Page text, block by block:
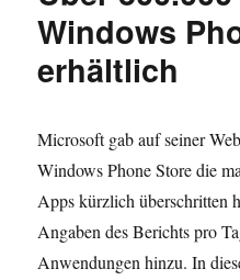
Windows
erhältlich
Microsoft gab auf seiner
Windows Phone Store die
Apps kürzlich überschritten
Angaben des Berichts pro
Anwendungen hinzu. In